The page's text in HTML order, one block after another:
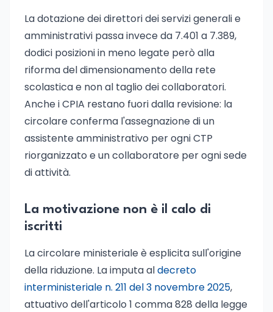
La dotazione dei direttori dei servizi generali e
amministrativi passa invece da 7.401 a 7.389,
dodici posizioni in meno legate però alla
riforma del dimensionamento della rete
scolastica e non al taglio dei collaboratori.
Anche i CPIA restano fuori dalla revisione: la
circolare conferma l'assegnazione di un
assistente amministrativo per ogni CTP
riorganizzato e un collaboratore per ogni sede
di attività.
La motivazione non è il calo di
iscritti
La circolare ministeriale è esplicita sull'origine
della riduzione. La imputa aldecreto
interministeriale n. 211 del 3 novembre 2025,
attuativo dell'articolo 1 comma 828 della legge